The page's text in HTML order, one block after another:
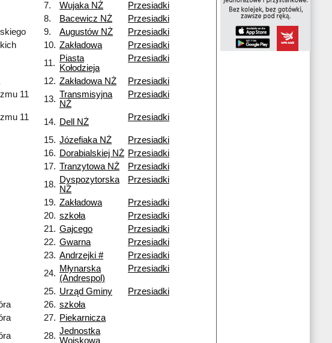
7. Wujaka NŻ
Przesiadki
8. Bacewicz NŻ
Przesiadki
9. Augustów NŻ
Przesiadki
10. Zakładowa
Przesiadki
11.
Piasta
Kołodzieja
Przesiadki
12. Zakładowa NŻ
Przesiadki
11
13. Transmisyjna
NŻ
Przesiadki
11
14. Dell NŻ Przesiadki
15. Józefiaka NŻ
Przesiadki
16. Dorabialskiej NŻ Przesiadki
17. Tranzytowa NŻ
Przesiadki
18. Dyspozytorska
NŻ
Przesiadki
19. Zakładowa
Przesiadki
20. szkoła
Przesiadki
21. Gajcego
Przesiadki
22. Gwarna
Przesiadki
23. Andrzejki #
Przesiadki
24. Młynarska
(Andrespol)
Przesiadki
25. Urząd Gminy
Przesiadki
26. szkoła
27. Piekarnicza
28. Jednostka
Wojskowa